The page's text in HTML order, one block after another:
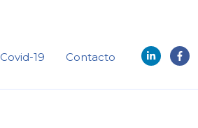
Covid-19 Contacto